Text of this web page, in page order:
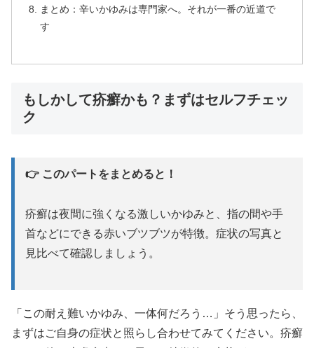
まとめ：辛いかゆみは専門家へ。それが一番の近道で
す
もしかして疥癬かも？まずはセルフチェッ
ク
👉 このパートをまとめると！
疥癬は夜間に強くなる激しいかゆみと、指の間や手
首などにできる赤いブツブツが特徴。症状の写真と
見比べて確認しましょう。
「この耐え難いかゆみ、一体何だろう…」そう思ったら、
まずはご自身の症状と照らし合わせてみてください。疥癬